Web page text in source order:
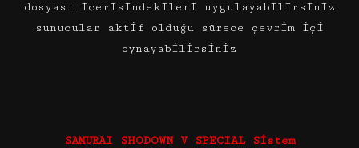
dosyası içerisindekileri uygulayabilirsiniz
sunucular aktif olduğu sürece çevrim içi
oynayabilirsiniz
SAMURAI SHODOWN V SPECIAL Sistem